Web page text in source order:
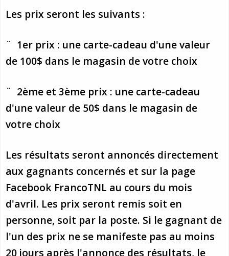
Les prix seront les suivants :
¨ 1er prix : une carte-cadeau d'une valeur
de 100$ dans le magasin de votre choix
¨ 2ème et 3ème prix : une carte-cadeau
d'une valeur de 50$ dans le magasin de
votre choix
Les résultats seront annoncés directement
aux gagnants concernés et sur la page
Facebook FrancoTNL au cours du mois
d'avril. Les prix seront remis soit en
personne, soit par la poste. Si le gagnant de
l'un des prix ne se manifeste pas au moins
20 jours après l'annonce des résultats, le